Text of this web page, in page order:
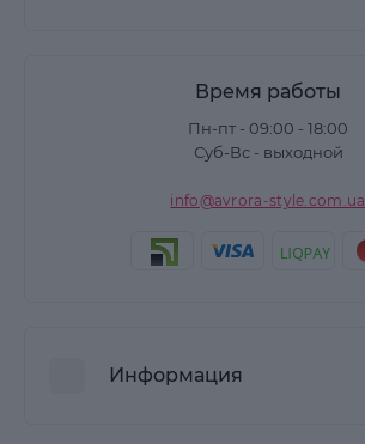
Время работы
Пн-пт - 09:00 - 18:00
Суб-Вс - выходной
info@avrora-style.com.ua
Информация